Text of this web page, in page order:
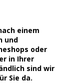
einem
und
oder
in Ihrer
sind wir
Sie da.